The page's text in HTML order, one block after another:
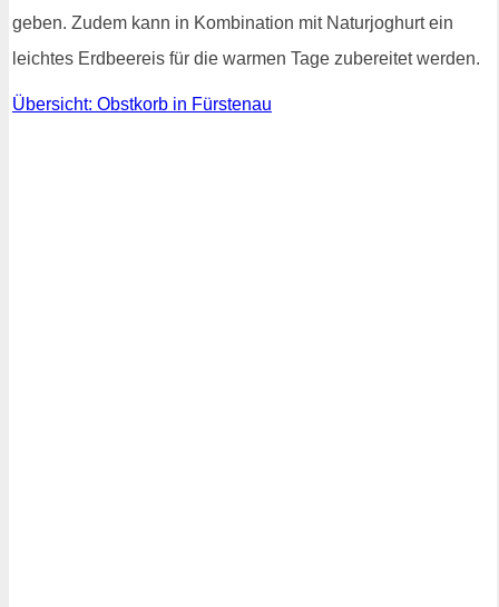
geben. Zudem kann in Kombination mit Naturjoghurt ein
leichtes Erdbeereis für die warmen Tage zubereitet werden.
Übersicht: Obstkorb in Fürstenau